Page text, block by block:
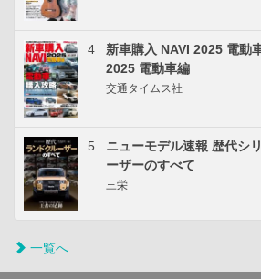
4
新車購入 NAVI 2025 電動
2025 電動車編
交通タイムス社
5
ニューモデル速報 歴代シ
ーザーのすべて
三栄
一覧へ